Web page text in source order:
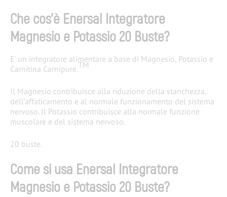
Che cos’è Enersal Integratore
Magnesio e Potassio 20 Buste?
E’ un integratore alimentare a base di Magnesio, Potassio e
Carnitina Carnipure.TM
Il Magnesio contribuisce alla riduzione della stanch​​ezza,
dell’affaticamento e al normale funzionamento del sistema
nervoso. Il Potassio contribuisce alla normale funzione
muscolare e del sistema nervoso.
20 buste.
Come si usa Enersal Integratore
Magnesio e Potassio 20 Buste?